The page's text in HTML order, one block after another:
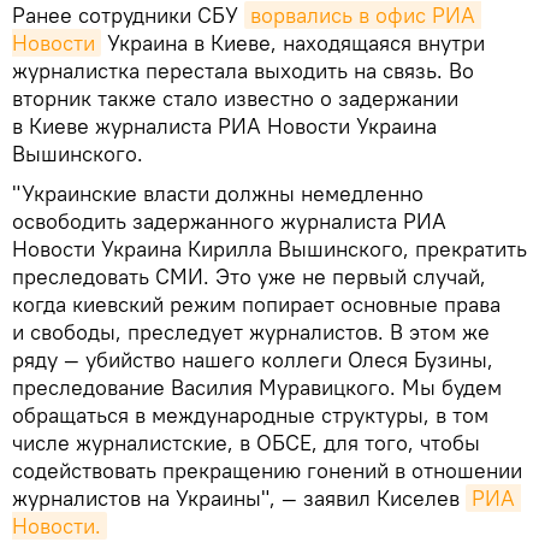
Ранее сотрудники СБУ ворвались в офис РИА
Новости Украина в Киеве, находящаяся внутри
журналистка перестала выходить на связь. Во
вторник также стало известно о задержании
в Киеве журналиста РИА Новости Украина
Вышинского.
"Украинские власти должны немедленно
освободить задержанного журналиста РИА
Новости Украина Кирилла Вышинского, прекратить
преследовать СМИ. Это уже не первый случай,
когда киевский режим попирает основные права
и свободы, преследует журналистов. В этом же
ряду — убийство нашего коллеги Олеся Бузины,
преследование Василия Муравицкого. Мы будем
обращаться в международные структуры, в том
числе журналистские, в ОБСЕ, для того, чтобы
содействовать прекращению гонений в отношении
журналистов на Украины", — заявил Киселев РИА
Новости.